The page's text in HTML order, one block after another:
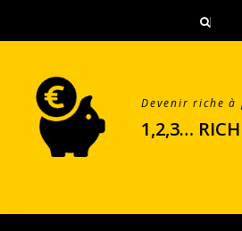
Devenir riche
1,2,3…